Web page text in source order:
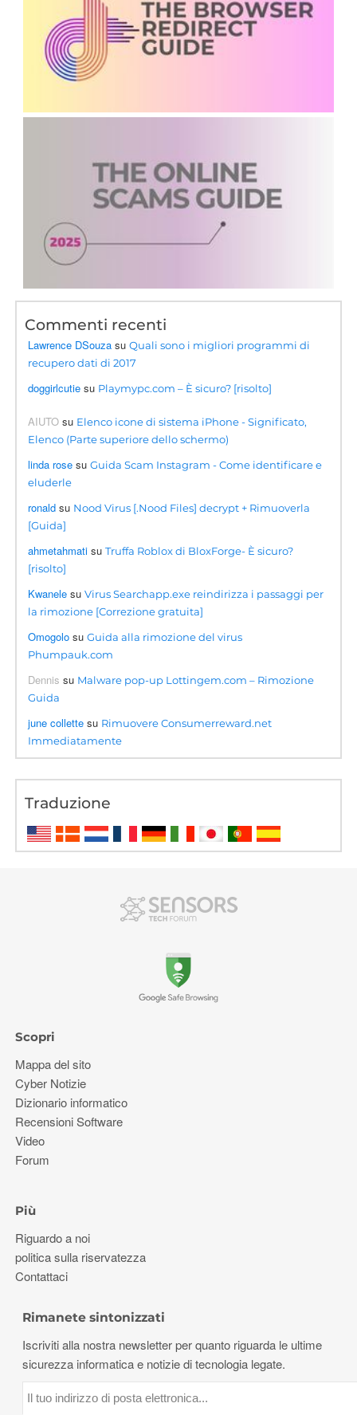
Commenti recenti
Lawrence DSouza suQuali sono i migliori programmi di
recupero dati di 2017
doggirlcutie su Playmypc.com – È sicuro? [risolto]
AIUTO su Elenco icone di sistema iPhone - Significato,
Elenco (Parte superiore dello schermo)
linda rose suGuida Scam Instagram - Come identificare e
eluderle
ronald su Nood Virus [.Nood Files] decrypt + Rimuoverla
[Guida]
ahmetahmati suTruffa Roblox di BloxForge- È sicuro?
[risolto]
Kwanele suVirus Searchapp.exe reindirizza i passaggi per
la rimozione [Correzione gratuita]
Omogolo suGuida alla rimozione del virus
Phumpauk.com
Dennis su Malware pop-up Lottingem.com – Rimozione
Guida
june collette su Rimuovere Consumerreward.net
Immediatamente
Traduzione
Scopri
Mappa del sito
Cyber ​​Notizie
Dizionario informatico
Recensioni Software
Video
Forum
Più
Riguardo a noi
politica sulla riservatezza
Contattaci
Rimanete sintonizzati
Iscriviti alla nostra newsletter per quanto riguarda le ultime
sicurezza informatica e notizie di tecnologia legate.